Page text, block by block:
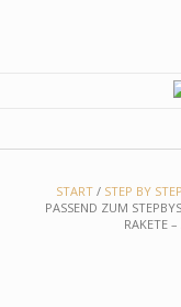
START/ STEP BY STEP
PASSEND ZUM
RAKETE